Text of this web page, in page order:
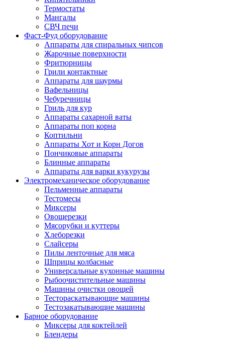
Термостаты
Мангалы
СВЧ печи
Фаст-Фуд оборудование
Аппараты для спиральных чипсов
Жарочные поверхности
Фритюрницы
Грили контактные
Аппараты для шаурмы
Вафельницы
Чебуречницы
Гриль для кур
Аппараты сахарной ваты
Аппараты поп корна
Коптильни
Аппараты Хот и Корн Догов
Пончиковые аппараты
Блинные аппараты
Аппараты для варки кукурузы
Электромеханическое оборудование
Пельменные аппараты
Тестомесы
Миксеры
Овощерезки
Мясорубки и куттеры
Хлеборезки
Слайсеры
Пилы ленточные для мяса
Шприцы колбасные
Универсальные кухонные машины
Рыбоочистительные машины
Машины очистки овощей
Тестораскатывающие машины
Тестозакатывающие машины
Барное оборудование
Миксеры для коктейлей
Блендеры